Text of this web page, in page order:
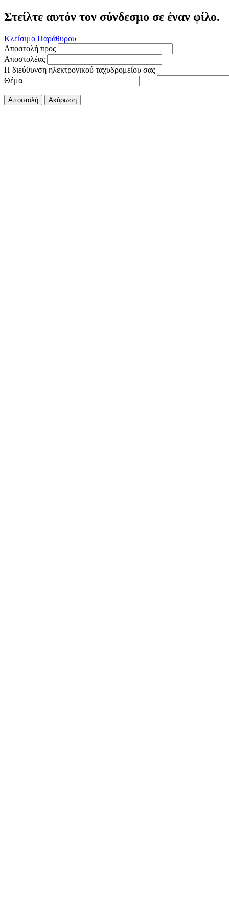
Στείλτε αυτόν τον σύνδεσμο σε έναν φίλο.
Κλείσιμο Παράθυρου
Αποστολή προς
Αποστολέας
Η διεύθυνση ηλεκτρονικού ταχυδρομείου σας
Θέμα
Αποστολή Ακύρωση